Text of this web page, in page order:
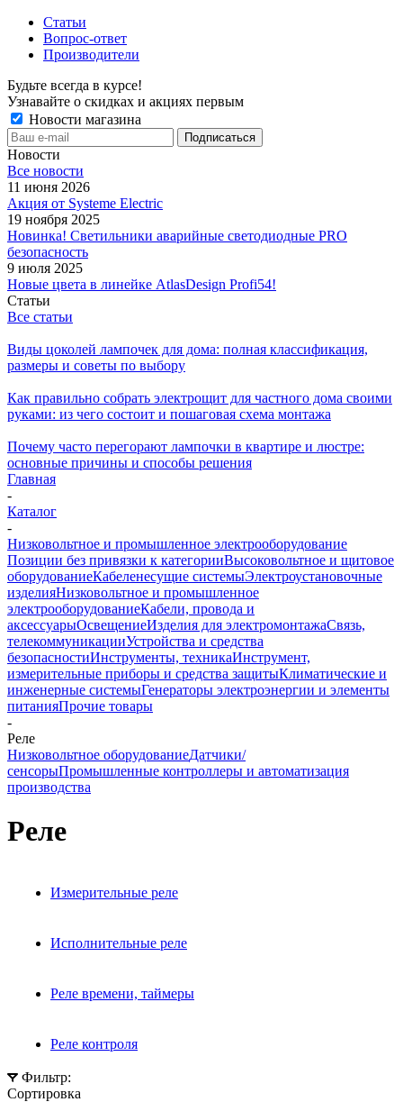
Статьи
Вопрос-ответ
Производители
Будьте всегда в курсе!
Узнавайте о скидках и акциях первым
Новости магазина
Новости
Все новости
11 июня 2026
Акция от Systeme Electric
19 ноября 2025
Новинка! Светильники аварийные светодиодные PRO
безопасность
9 июля 2025
Новые цвета в линейке AtlasDesign Profi54!
Статьи
Все статьи
Виды цоколей лампочек для дома: полная классификация,
размеры и советы по выбору
Как правильно собрать электрощит для частного дома своими
руками: из чего состоит и пошаговая схема монтажа
Почему часто перегорают лампочки в квартире и люстре:
основные причины и способы решения
Главная
-
Каталог
-
Низковольтное и промышленное электрооборудование
Позиции без привязки к категорииВысоковольтное и щитовое
оборудованиеКабеленесущие системыЭлектроустановочные
изделияНизковольтное и промышленное
электрооборудованиеКабели, провода и
аксессуарыОсвещениеИзделия для электромонтажаСвязь,
телекоммуникацииУстройства и средства
безопасностиИнструменты, техникаИнструмент,
измерительные приборы и средства защитыКлиматические и
инженерные системыГенераторы электроэнергии и элементы
питанияПрочие товары
-
Реле
Низковольтное оборудованиеДатчики/
сенсорыПромышленные контроллеры и автоматизация
производства
Реле
Измерительные реле
Исполнительные реле
Реле времени, таймеры
Реле контроля
Фильтр:
Сортировка